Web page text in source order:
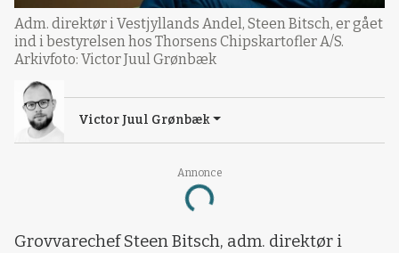
Annonce
Loading...
Adm. direktør i Vestjyllands Andel, Steen Bitsch, er gået
ind i bestyrelsen hos Thorsens Chipskartofler A/S.
Arkivfoto: Victor Juul Grønbæk
Victor Juul Grønbæk
Grovvarechef Steen Bitsch, adm. direktør i